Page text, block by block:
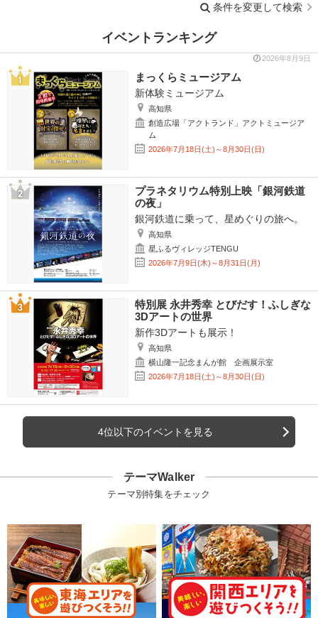
条件を変更して検索
イベントランキング
2026年8月9日
まっくらミュージアム
新体験ミュージアム
高知県
創造広場「アクトランド」アクトミュージア
ム
2026年7月18日(土)～8月30日(日)
プラネタリウム特別上映「銀河鉄道
の夜」
銀河鉄道に乗って、星めぐりの旅へ。
高知県
星ふるヴィレッジTENGU
2026年7月9日(木)～8月31日(月)
特別展 永井秀幸 とびだす！ふしぎな
3Dアートの世界
新作3Dアートも展示！
高知県
横山隆一記念まんが館 企画展示室
2026年7月18日(土)～8月30日(日)
4位以下のイベントを見る
テーマWalker
テーマ別特集をチェック